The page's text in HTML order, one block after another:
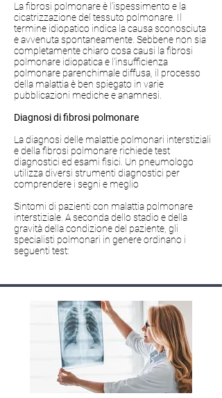
La fibrosi polmonare è l'ispessimento e la
cicatrizzazione del tessuto polmonare. Il
termine idiopatico indica la causa sconosciuta
e avvenuta spontaneamente. Sebbene non sia
completamente chiaro cosa causi la fibrosi
polmonare idiopatica e l'insufficienza
polmonare parenchimale diffusa, il processo
della malattia è ben spiegato in varie
pubblicazioni mediche e anamnesi.
Diagnosi di fibrosi polmonare
La diagnosi delle malattie polmonari interstiziali
e della fibrosi polmonare richiede test
diagnostici ed esami fisici. Un pneumologo
utilizza diversi strumenti diagnostici per
comprendere i segni e meglio
Sintomi di pazienti con malattia polmonare
interstiziale. A seconda dello stadio e della
gravità della condizione del paziente, gli
specialisti polmonari in genere ordinano i
seguenti test: